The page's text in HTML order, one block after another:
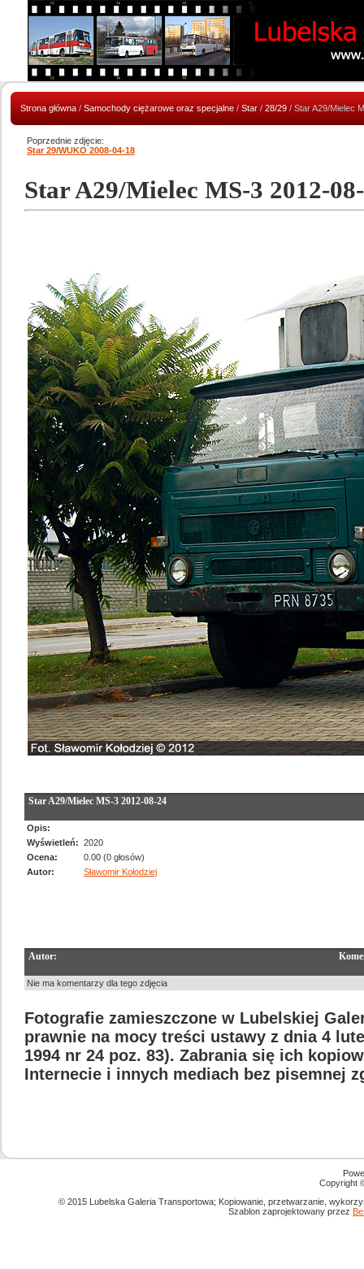
Strona główna / Samochody ciężarowe oraz specjalne / Star / 28/29 / Star A29/Mielec
Poprzednie zdjęcie:
Star 29/WUKO 2008-04-18
Star A29/Mielec MS-3 2012-
Star A29/Mielec MS-3 2012-08-24
Opis:
Wyświetleń: 2020
Ocena:
0.00 (0 głosów)
Autor:
Sławomir Kołodziej
Autor:
Nie ma komentarzy dla tego zdjęcia
Fotografie zamieszczone w Lubelskiej
prawnie na mocy treści ustawy z dnia 4
1994 nr 24 poz. 83). Zabrania się ich
Internecie i innych mediach bez pisemnej
Copyright
© 2015 Lubelska Galeria Transportowa; Kopiowanie, przetwarzanie,
Szablon zaprojektowany przez